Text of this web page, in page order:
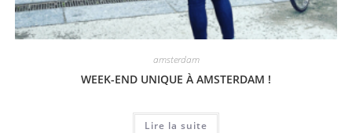
amsterdam
WEEK-END UNIQUE À AMSTERDAM !
Lire la suite